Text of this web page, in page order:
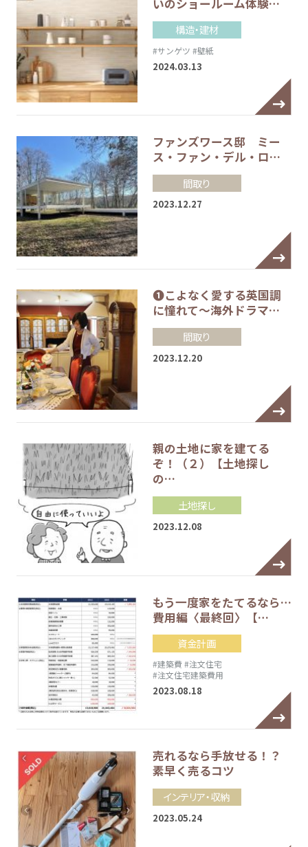
いのショールーム体験…
構造・建材
#サンゲツ #壁紙
2024.03.13
ファンズワース邸 ミー
ス・ファン・デル・ロ…
間取り
2023.12.27
❶こよなく愛する英国調
に憧れて～海外ドラマ…
間取り
2023.12.20
親の土地に家を建てる
ぞ！（２）【土地探し
の…
土地探し
2023.12.08
もう一度家をたてるなら…
費用編〈最終回〉【…
資金計画
#建築費 #注文住宅
#注文住宅建築費用
2023.08.18
売れるなら手放せる！？
素早く売るコツ
インテリア・収納
2023.05.24